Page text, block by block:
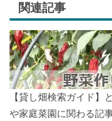
関連記事
【貸し畑検索ガイド】
や家庭菜園に関わる記